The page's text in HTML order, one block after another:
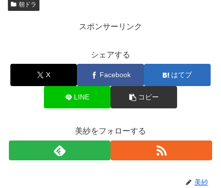
朝ドラ
スポンサーリンク
シェアする
X Facebook はてブ
LINE コピー
美紗をフォローする
美紗